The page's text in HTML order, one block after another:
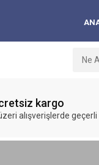
kargo
alışverişlerde geçerli